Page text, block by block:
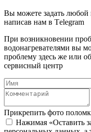
Вы можете задать любой
написав нам в Тelegram
При возникновении
водонагревателями вы
проблему здесь же или
сервисный центр
Прикрепить фото
Нажимая «Оставить